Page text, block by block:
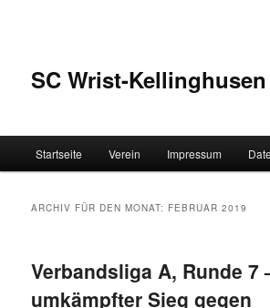
SC Wrist-
Startseite Verein Impressum
ARCHIV FÜR DEN MONAT: FEBRUAR 2019
Verbandsliga A, Runde 7
umkämpfter Sieg gegen